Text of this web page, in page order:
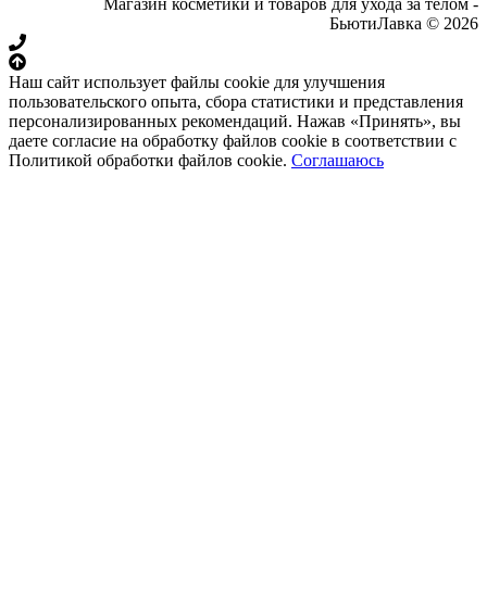
БьютиЛавка © 2026
Наш сайт использует файлы cookie для улучшения
пользовательского опыта, сбора статистики и представления
персонализированных рекомендаций. Нажав «Принять», вы
даете согласие на обработку файлов cookie в соответствии с
Политикой обработки файлов cookie. Соглашаюсь